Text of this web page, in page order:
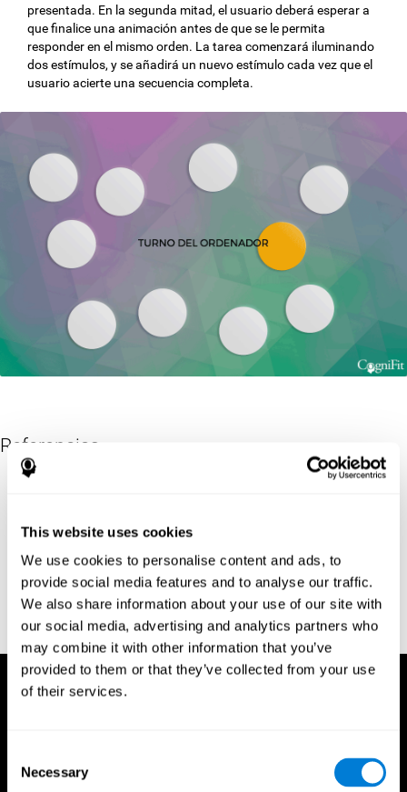
This website uses cookies
We use cookies to personalise content and ads, to
provide social media features and to analyse our traffic.
We also share information about your use of our site with
our social media, advertising and analytics partners who
may combine it with other information that you’ve
provided to them or that they’ve collected from your use
of their services.
Selection
Necessary
presentada. En la segunda mitad, el usuario deberá esperar a
que finalice una animación antes de que se le permita
responder en el mismo orden. La tarea comenzará iluminando
dos estímulos, y se añadirá un nuevo estímulo cada vez que el
usuario acierte una secuencia completa.
Referencias
Corsi, P.M. (1972). Human memory and the medial temporal
Kessels, R. P. C.; van Zandvoort, M. J. E.; Postma, A.; Kappelle, L.
Standardization and Normative Data". Applied Neuropsychology.
7 (4): 252–258
Wechsler, D. (1945). Wechsler memory scale. Psychological
Corporation